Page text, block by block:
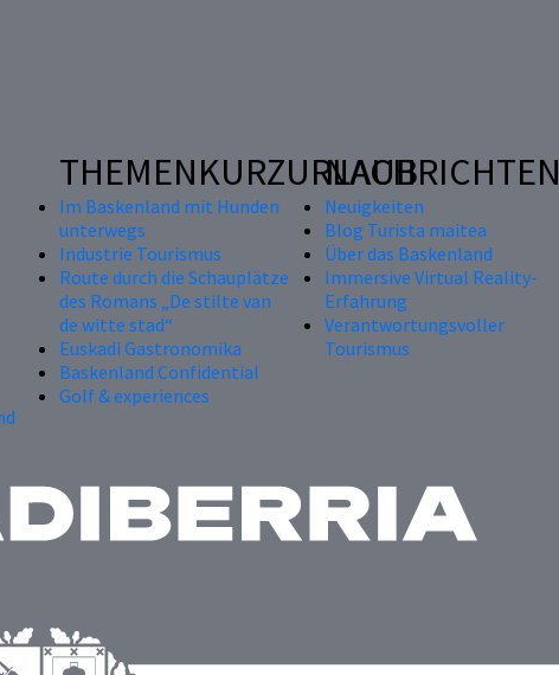
THEMENKURZURLAUB
Im Baskenland mit Hunden
unterwegs
Industrie Tourismus
Route durch die Schauplätze
des Romans „De stilte van
de witte stad“
Euskadi Gastronomika
Baskenland Confidential
Golf & experiences
NACHRICHTEN
Neuigkeiten
Blog Turista maitea
Über das Baskenland
Immersive Virtual Reality-
Erfahrung
Verantwortungsvoller
Tourismus